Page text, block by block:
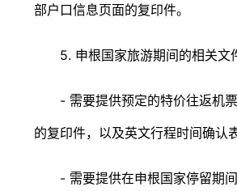
部户口信息页面的复印件。
5. 申根国家旅游期间的相关文
- 需要提供预定的特价往返机票
的复印件，以及英文行程时间确认表
- 需要提供在申根国家停留期间